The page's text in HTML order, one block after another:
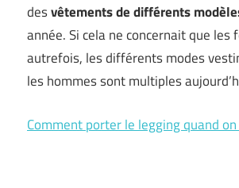
desvêtements de différents
année. Si cela ne concernait que les
autrefois, les différents modes
les hommes sont multiples
Comment porter le legging quand